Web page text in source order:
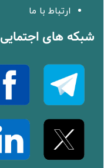
ارتباط با ما
شبکه های اجتمایی